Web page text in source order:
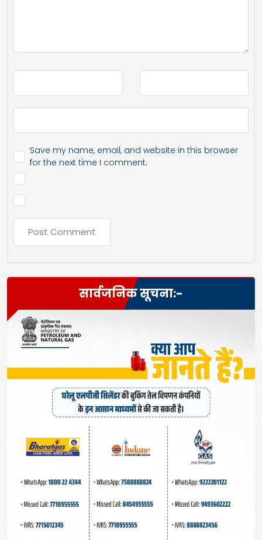
Save my name, email, and website in this browser
for the next time I comment.
सार्वजनिक सूचना:-